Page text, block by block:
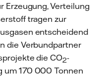
Erzeugung, Verteilung
tragen zur
entscheidend
die Verbundpartner
die CO2-
um 170 000 Tonnen